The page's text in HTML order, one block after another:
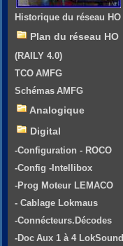
Historique du réseau HO
Plan du réseau HO
(RAILY 4.0)
TCO AMFG
Schémas AMFG
Analogique
Digital
-Configuration - ROCO
-Config -Intellibox
-Prog Moteur LEMACO
- Cablage Lokmaus
-Connécteurs.Décodes
-Doc Aux 1 à 4 LokSound